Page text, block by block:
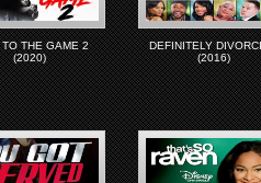
TO THE GAME 2
(2020)
DEFINITELY
(2016)